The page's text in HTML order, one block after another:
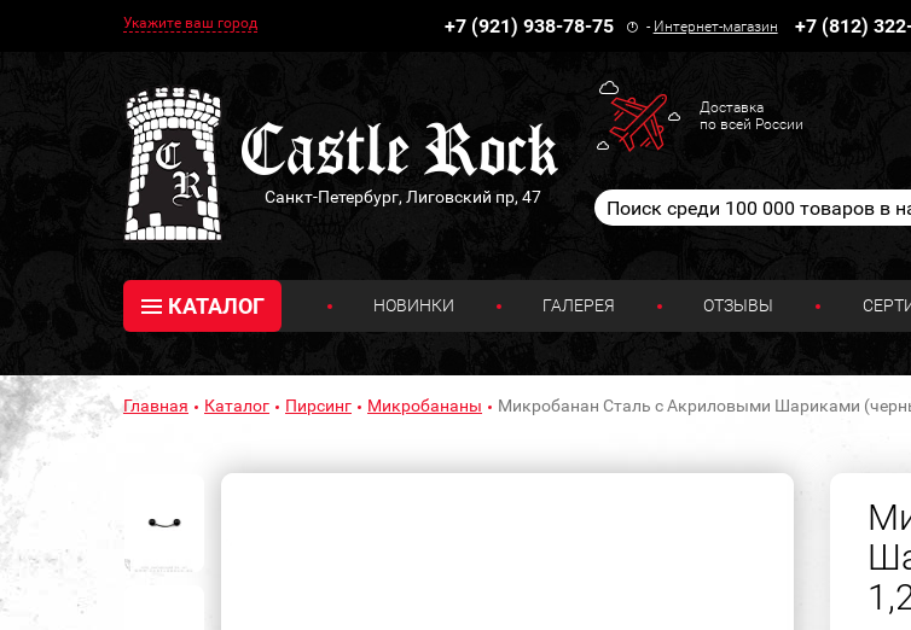
Укажите ваш город +7 (921) 938-78-75 - Интернет-магазин +7 (812)
Санкт-Петербург, Лиговский пр, 47
Доставка
по всей России
КАТАЛОГ НОВИНКИ ГАЛЕРЕЯ ОТЗЫВЫ
Главная Каталог Пирсинг Микробананы Микробанан Сталь с Акриловыми Шариками